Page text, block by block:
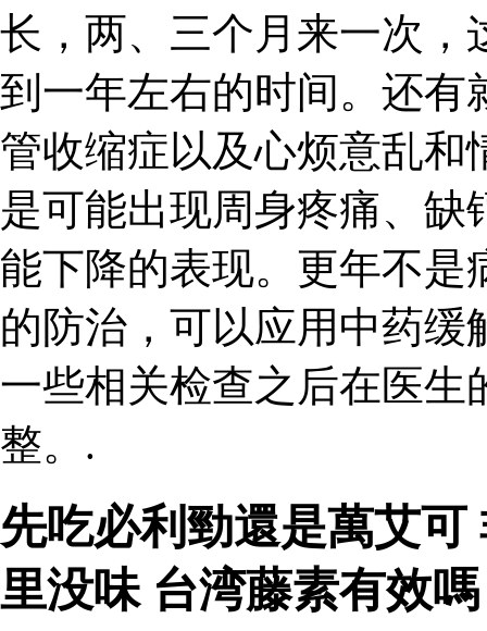
长，两、三个月来一次，
到一年左右的时间。还有
管收缩症以及心烦意乱和
是可能出现周身疼痛、
能下降的表现。更年不是
的防治，可以应用中药
一些相关检查之后在医生
整。.
先吃必利勁還是萬艾
里没味 台湾藤素有效嗎